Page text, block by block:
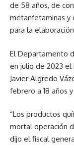
de 58 años, de
metanfetaminas y
para la
El Departamento
en julio de 2023 el
Javier Algredo
febrero a 18 años
“Los productos
mortal operación
dijo el fiscal